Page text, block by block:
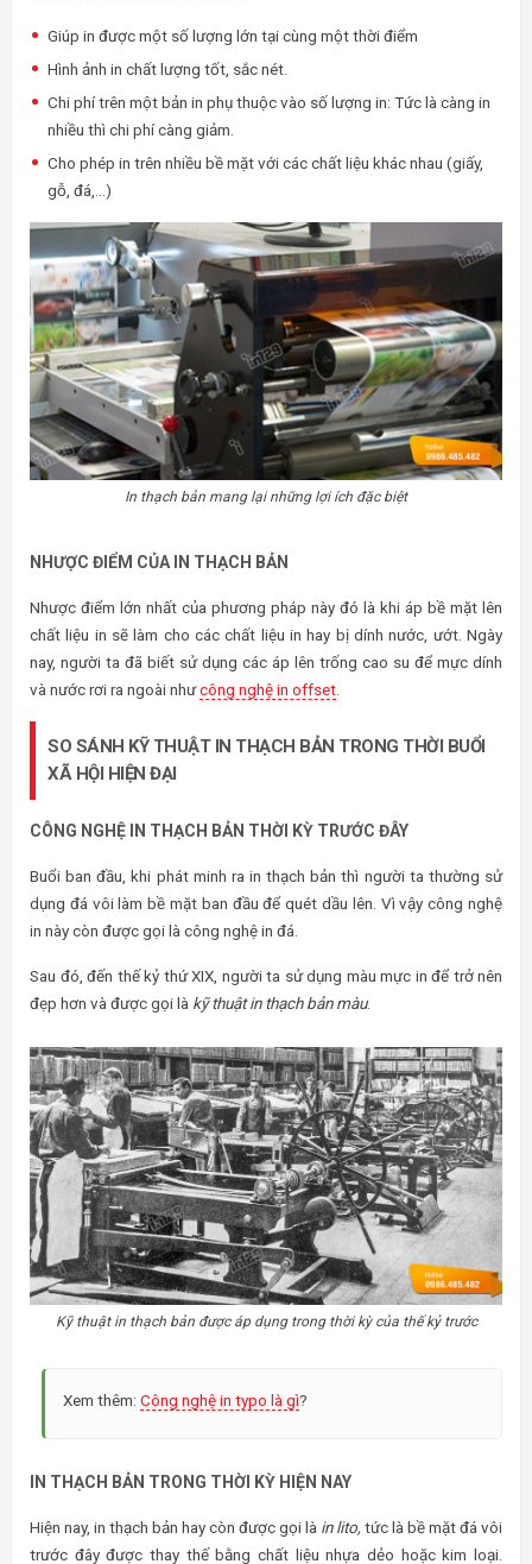
Giúp in được một số lượng lớn tại cùng một thời điểm
Hình ảnh in chất lượng tốt, sắc nét.
Chi phí trên một bản in phụ thuộc vào số lượng in: Tức là càng in
nhiều thì chi phí càng giảm.
Cho phép in trên nhiều bề mặt với các chất liệu khác nhau (giấy,
gỗ, đá,…)
In thạch bản mang lại những lợi ích đặc biệt
NHƯỢC ĐIỂM CỦA IN THẠCH BẢN
Nhược điểm lớn nhất của phương pháp này đó là khi áp bề mặt lên
chất liệu in sẽ làm cho các chất liệu in hay bị dính nước, ướt. Ngày
nay, người ta đã biết sử dụng các áp lên trống cao su để mực dính
và nước rơi ra ngoài nhưcông nghệ in offset
SO SÁNH KỸ THUẬT IN THẠCH BẢN TRONG THỜI BUỔI
XÃ HỘI HIỆN ĐẠI
CÔNG NGHỆ IN THẠCH BẢN THỜI KỲ TRƯỚC ĐÂY
Buổi ban đầu, khi phát minh ra in thạch bản thì người ta thường sử
dụng đá vôi làm bề mặt ban đầu để quét dầu lên. Vì vậy công nghệ
in này còn được gọi là công nghệ in đá.
Sau đó, đến thế kỷ thứ XIX, người ta sử dụng màu mực in để trở nên
đẹp hơn và được gọi là kỹ thuật in thạch bản màu.
Kỹ thuật in thạch bản được áp dụng trong thời kỳ của thế kỷ trước
Xem thêm: Công nghệ in typo là gì?
IN THẠCH BẢN TRONG THỜI KỲ HIỆN NAY
Hiện nay, in thạch bản hay còn được gọi là in lito,tức là bề mặt đá vôi
trước đây được thay thế bằng chất liệu nhựa dẻo hoặc kim loại.